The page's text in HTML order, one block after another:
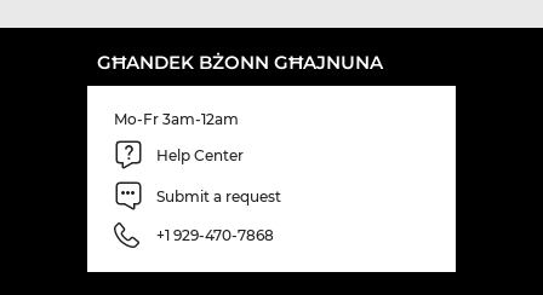
GĦANDEK BŻONN GĦAJNUNA
Mo-Fr 3am-12am
Help Center
Submit a request
+1 929-470-7868